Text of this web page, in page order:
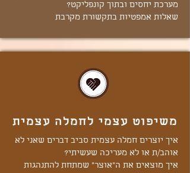
מערכת יחסים ובתוך קונפליקט?
שאלות אמפטיות בתקשורת מקרבת
משיפוט עצמי לחמלה עצמית
איך יוצרים חמלה עצמית סביב דברים שאני לא
אוהב/ת או לא מעריכה שעשיתי?
איך מוצאים את ה"אוצר" שמתחת להתנהגות